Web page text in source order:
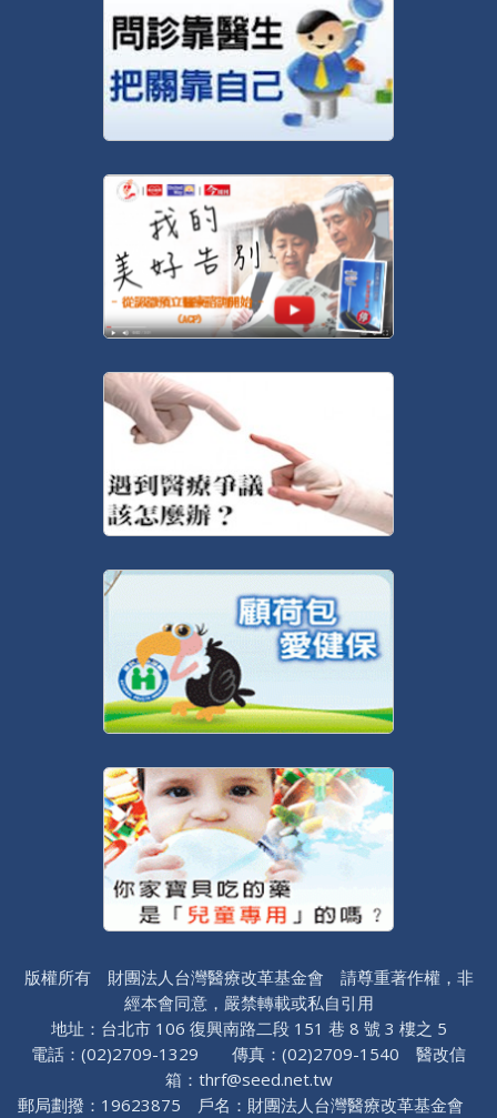
版權所有 財團法人台灣醫療改革基金會 請尊重著作權，非
經本會同意，嚴禁轉載或私自引用
地址：台北市 106 復興南路二段 151 巷 8 號 3 樓之 5
電話：(02)2709-1329 傳真：(02)2709-1540 醫改信
箱：thrf@seed.net.tw
郵局劃撥：19623875 戶名：財團法人台灣醫療改革基金會